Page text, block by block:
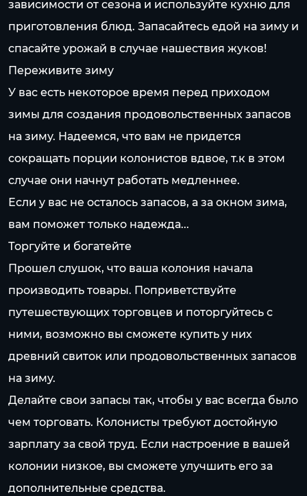
зависимости от сезона и используйте кухню для
приготовления блюд. Запасайтесь едой на зиму и
спасайте урожай в случае нашествия жуков!
Переживите зиму
У вас есть некоторое время перед приходом
зимы для создания продовольственных запасов
на зиму. Надеемся, что вам не придется
сокращать порции колонистов вдвое, т.к в этом
случае они начнут работать медленнее.
Если у вас не осталось запасов, а за окном зима,
вам поможет только надежда...
Торгуйте и богатейте
Прошел слушок, что ваша колония начала
производить товары. Поприветствуйте
путешествующих торговцев и поторгуйтесь с
ними, возможно вы сможете купить у них
древний свиток или продовольственных запасов
на зиму.
Делайте свои запасы так, чтобы у вас всегда было
чем торговать. Колонисты требуют достойную
зарплату за свой труд. Если настроение в вашей
колонии низкое, вы сможете улучшить его за
дополнительные средства.